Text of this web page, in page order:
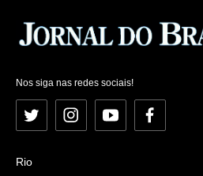
Nos siga nas redes sociais!
Twitter InstagramYouTubeFacebook
Rio